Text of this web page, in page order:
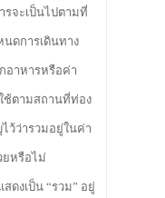
รจะเป็นไปตามที่
นดการเดินทาง
อาหารหรือค่า
ช้ตามสถานที่ท่อง
ไว้ว่ารวมอยู่ในค่า
ยหรือไม่
สดงเป็น “รวม” อยู่